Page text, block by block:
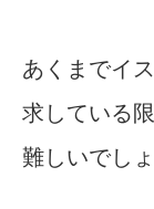
あくまでイ
求している
難しいでしょ